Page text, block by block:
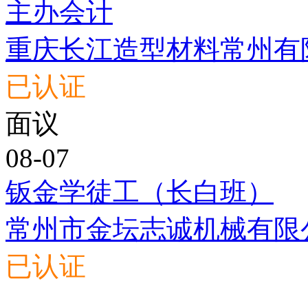
主办会计
重庆长江造型材料常州有
已认证
面议
08-07
钣金学徒工（长白班）
常州市金坛志诚机械有限
已认证